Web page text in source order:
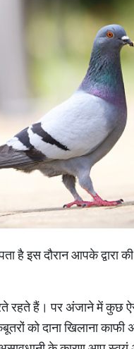
है इस दौरान आपके
हैं। पर अंजाने में कुछ
को दाना खिलाना